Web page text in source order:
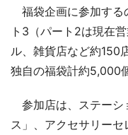
福袋企画に参加する
ト3（パート2は現在
ル、雑貨店など約150
独自の福袋計約5,000
参加店は、ステーシ
ス」、アクセサリー